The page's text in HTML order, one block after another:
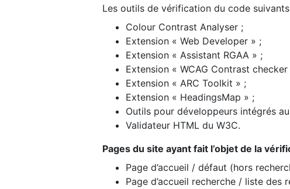
Les outils de vérification du code
Colour Contrast Analyser ;
Extension « Web Developer » ;
Extension « Assistant RGAA » ;
Extension « WCAG Contrast checker
Extension « ARC Toolkit » ;
Extension « HeadingsMap » ;
Outils pour développeurs intégrés
Validateur HTML du W3C.
Pages du site ayant fait l’objet de la
Page d’accueil / défaut (hors
Page d’accueil recherche / liste des